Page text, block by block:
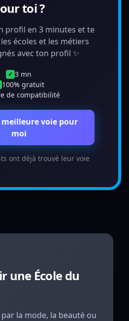
toi ?
profil en 3 minutes et te
écoles et les métiers
avec ton profil ✨
✓ 3 mn
100% gratuit
de compatibilité
voie pour
moi
ont déjà trouvé leur voie
une École du
la mode, la beauté ou